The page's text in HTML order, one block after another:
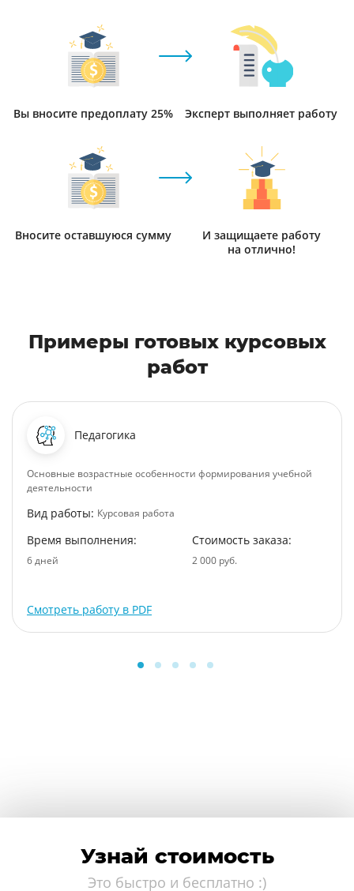
Вы вносите предоплату 25% Эксперт выполняет работу
Вносите оставшуюся сумму
И защищаете работу
на отлично!
Примеры готовых курсовых
работ
Педагогика
Основные возрастные особенности формирования учебной
деятельности
Вид работы: Курсовая работа
Время выполнения:
6 дней
Стоимость заказа:
2 000 руб.
Смотреть работу в PDF
Узнай стоимость
Это быстро и бесплатно :)